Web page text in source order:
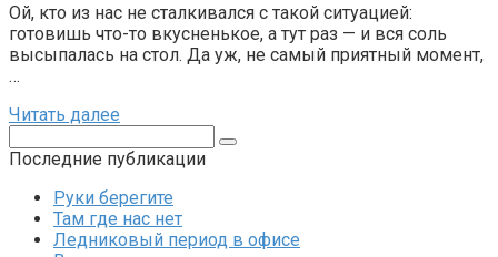
Ой, кто из нас не сталкивался с такой ситуацией:
готовишь что-то вкусненькое, а тут раз — и вся соль
высыпалась на стол. Да уж, не самый приятный момент,
…
Читать далее
Последние публикации
Руки берегите
Там где нас нет
Ледниковый период в офисе